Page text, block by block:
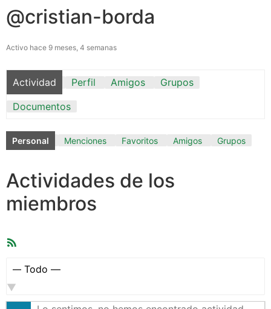
@cristian-borda
Activo hace 9 meses, 4 semanas
Actividad Perfil Amigos
Grupos
Documentos
Personal Menciones Favoritos Amigos Grupos
Actividades de los
miembros
Mostrar: